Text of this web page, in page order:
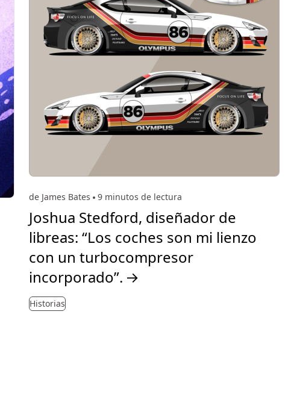
de James Bates 9 minutos de lectura
Joshua Stedford, diseñador de
libreas: “Los coches son mi lienzo
con un turbocompresor
incorporado”. →
Historias